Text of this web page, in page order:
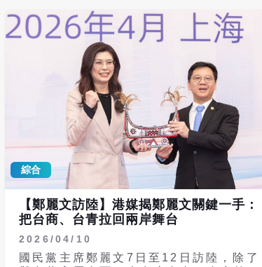
業者等。這一類的很可能會不曉得自己違
反出口管制或技術出口的規定等，所以陸
委會認為這一類的人士是特別有比較高的
風險，要特別呼籲台商及國人要做好風險
會不會有進一步的評估調整，對於台灣的
半導體跟高科技從業人員，還有退休的公
務人員的族群，有沒有從目前的警示轉為
更實質的登錄申報或者是管制的機制？梁
文傑表示，因為這個規定剛剛發布，所以
他們還在注意相關的發展，陸委會已多次
提醒公務員，現在要進一步提醒，在大陸
投資、從事科技業或半導體等相關規定的
台商或是台幹，這個部分確實需要注意。
苡任揭露，徐國勇一邊高喊「抗中保
台」，另一邊卻接受賺人民幣的台商常如
山資助，「要點臉好嗎？」 賴苡任指
出，常如山與徐國勇的關係在綠營圈內早
已是公開的秘密。在徐國勇擔任內政部長
期間，常如山投入大量資金支持警政署，
為徐國勇建構政績、完成時任總統蔡英文
交付的任務。 賴苡任更爆料，當年民進
黨立委王定宇爆發「地下情」風波時，傳
出徐國勇對此大發雷霆，主因就是該事件
讓常如山蒙受損失，徐國勇是為了幫朋友
「出氣」，事實上徐國勇天天喊台獨，卻
將西進台商奉為座上賓，這種行為對不起
台獨圈的其他人。 稱搜索前有兩天空
檔 賴苡任質疑警政系統洩密 針對愛爾
麗診所爆發的偷拍事件，賴苡任形容，這
對常如山而言是「賠了夫人又折兵」的企
業滅頂之災，但回顧事發經過，爆料者於
綜合
【鄭麗文訪陸】港媒揭鄭麗文關鍵一手：
把台商、台青拉回兩岸舞台
2026/04/10
國民黨主席鄭麗文7日至12日訪陸，除了